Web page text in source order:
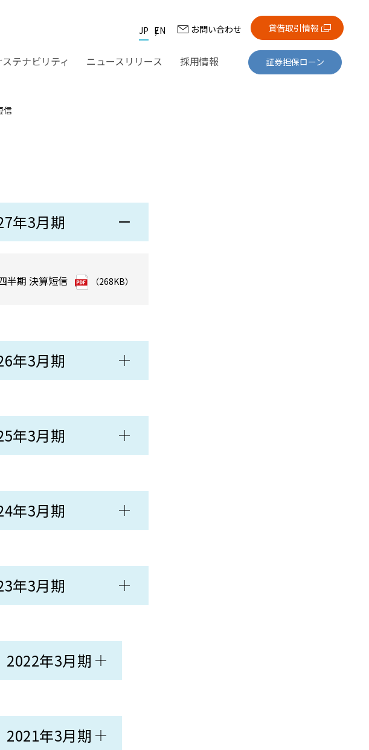
JP EN お問い合わせ 貸借取引情報
ステナビリティ ニュースリリース 採用情報 証券担保ローン
信
年3月期
半期 決算短信 （268KB）
年3月期
年3月期
年3月期
年3月期
2022年3月期
2021年3月期